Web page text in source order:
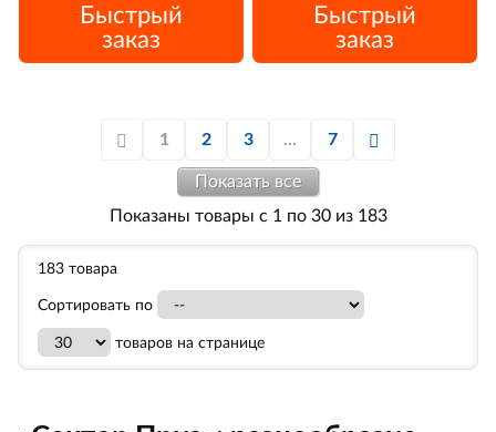
Быстрый
заказ
Быстрый
заказ
1 2 3 ... 7
Показать все
Показаны товары с 1 по 30 из 183
183 товара
Сортировать по
товаров на странице